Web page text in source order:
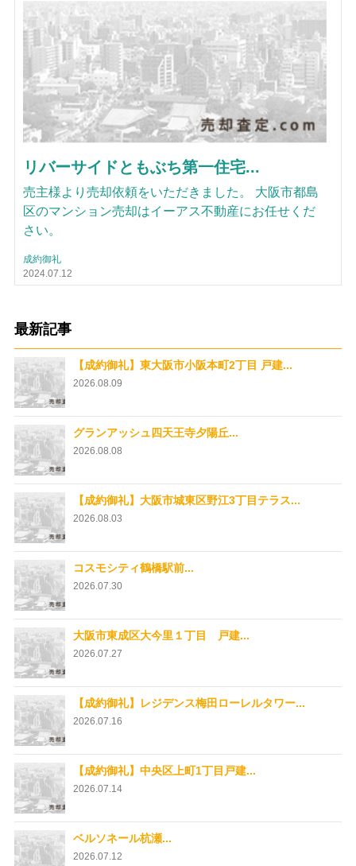
リバーサイドともぶち第一住宅...
売主様より売却依頼をいただきました。 大阪市都島
区のマンション売却はイーアス不動産にお任せくだ
さい。
成約御礼
2024.07.12
最新記事
【成約御礼】東大阪市小阪本町2丁目 戸建...
2026.08.09
グランアッシュ四天王寺夕陽丘...
2026.08.08
【成約御礼】大阪市城東区野江3丁目テラス...
2026.08.03
コスモシティ鶴橋駅前...
2026.07.30
大阪市東成区大今里１丁目 戸建...
2026.07.27
【成約御礼】レジデンス梅田ローレルタワー...
2026.07.16
【成約御礼】中央区上町1丁目戸建...
2026.07.14
ベルソネール杭瀬...
2026.07.12